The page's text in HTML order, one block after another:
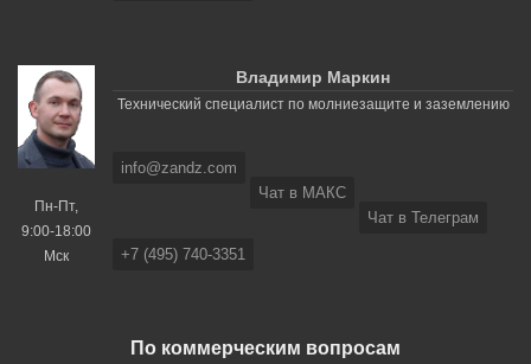
Пн-Пт,
9:00-18:00
Мск
Владимир Маркин
Технический специалист по молниезащите и заземлению
info@zandz.com
Чат в МАКС
Чат в Телеграм
+7 (495) 740-3351
По коммерческим вопросам